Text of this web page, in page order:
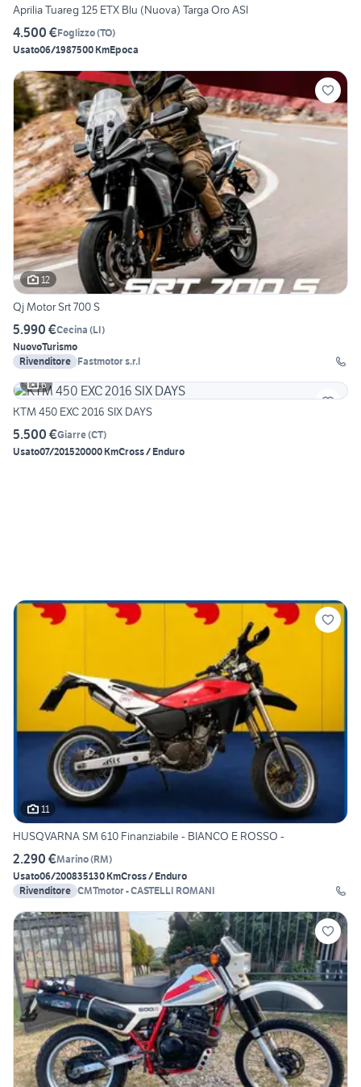
Aprilia Tuareg 125 ETX Blu (Nuova) Targa Oro ASI
4.500 €Foglizzo(TO)
Usato06/1987500 KmEpoca
12
Qj Motor Srt 700 S
5.990 €Cecina (LI)
NuovoTurismo
Rivenditore Fastmotor s.r.l
6
KTM 450 EXC 2016 SIX DAYS
5.500 €Giarre(CT)
Usato07/201520000 KmCross / Enduro
11
HUSQVARNA SM 610 Finanziabile - BIANCO E ROSSO -
2.290 €Marino(RM)
Usato06/200835130 KmCross / Enduro
Rivenditore CMTmotor - CASTELLI ROMANI